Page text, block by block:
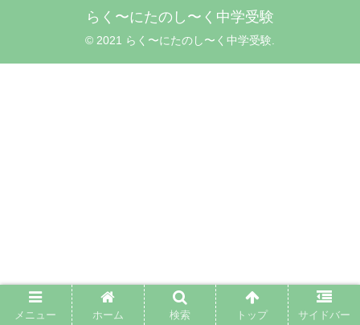
らく〜にたのし〜く中学受験
© 2021 らく〜にたのし〜く中学受験.
メニュー ホーム 検索 トップ サイドバー